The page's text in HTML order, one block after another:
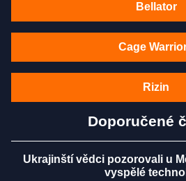
Bellator
Cage
Rizin
Doporučené
Ukrajinští vědci pozorovali u
vyspělé